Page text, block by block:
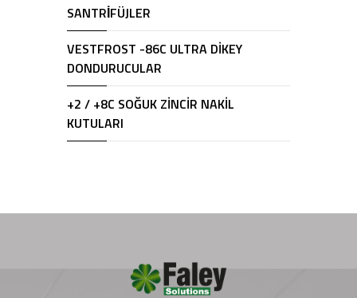
SANTRİFÜJLER
VESTFROST -86C ULTRA DİKEY
DONDURUCULAR
+2 / +8C SOĞUK ZİNCİR NAKİL
KUTULARI